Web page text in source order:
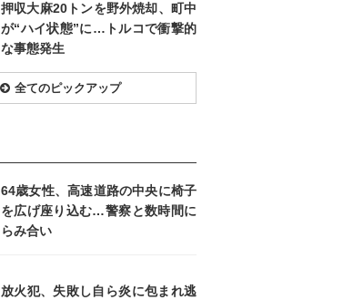
押収大麻20トンを野外焼却、町中
が“ハイ状態”に…トルコで衝撃的
な事態発生
全てのピックアップ
64歳女性、高速道路の中央に椅子
を広げ座り込む…警察と数時間に
らみ合い
放火犯、失敗し自ら炎に包まれ逃